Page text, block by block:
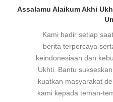
Assalamu Alaikum Akhi
Kami hadir setiap
berita terpercaya
keindonesiaan dan
Ukhti. Bantu
kuatkan masyarakat
kami kepada teman-